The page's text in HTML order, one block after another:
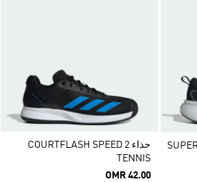
حذاء COURTFLASH SPEED 2
TENNIS
OMR 42.00